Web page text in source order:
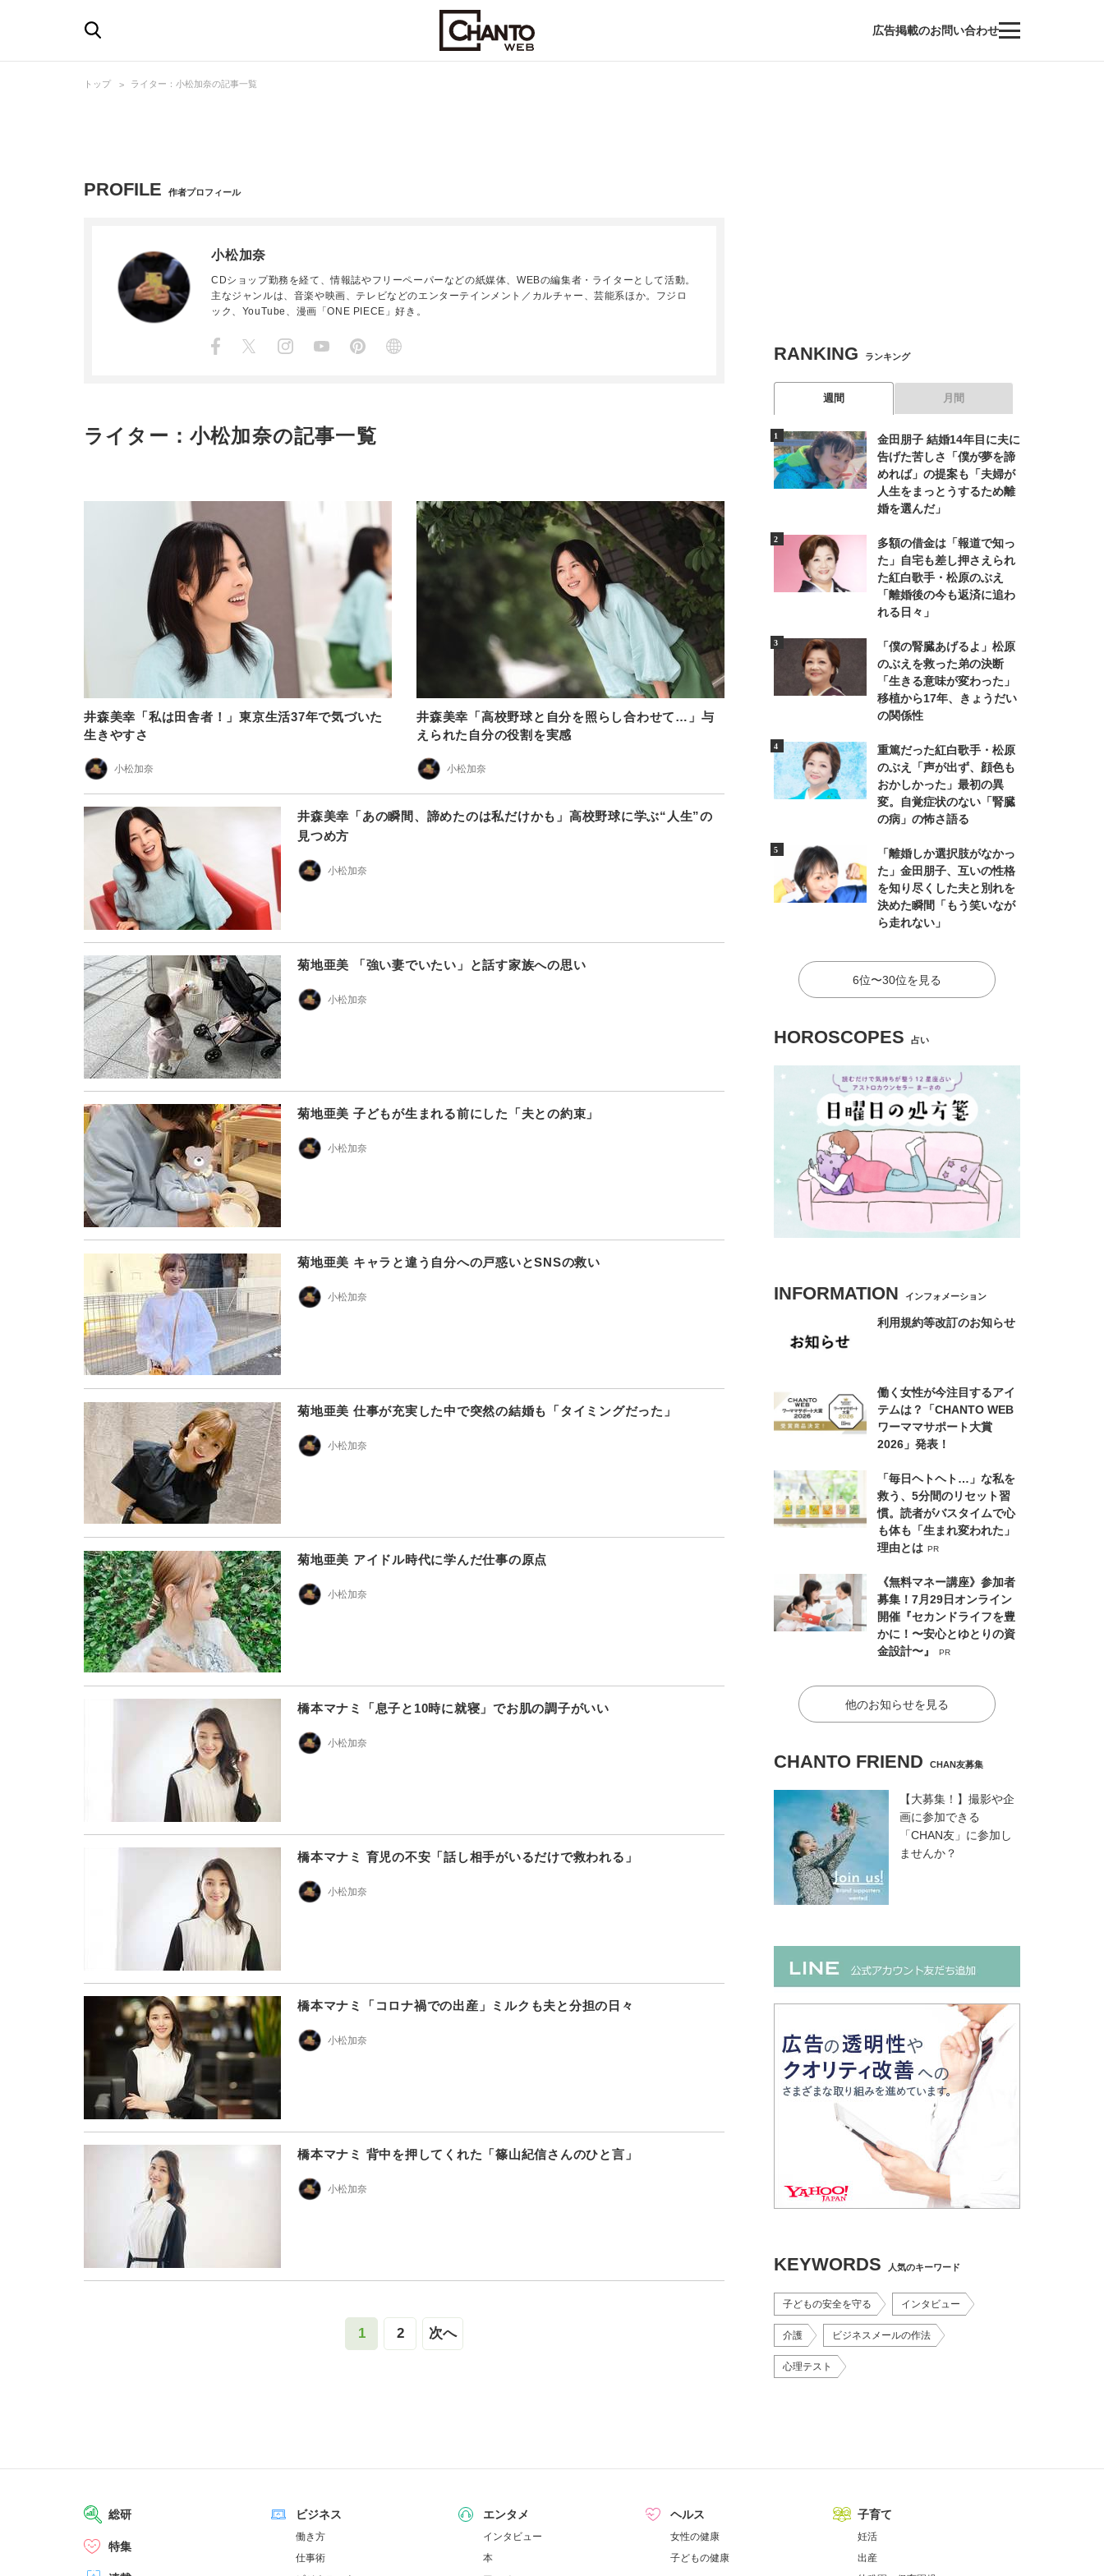
広告掲載のお問い合わせ
トップ ライター：小松加奈の記事一覧
PROFILE 作者プロフィール
小松加奈
CDショップ勤務を経て、情報誌やフリーペーパーなどの紙媒体、WEBの編集者・ライターとして活動。
主なジャンルは、音楽や映画、テレビなどのエンターテインメント／カルチャー、芸能系ほか。フジロ
ック、YouTube、漫画「ONE PIECE」好き。
ライター：小松加奈の記事一覧
井森美幸「私は田舎者！」東京生活37年で気づいた
生きやすさ
小松加奈
井森美幸「高校野球と自分を照らし合わせて…」与
えられた自分の役割を実感
小松加奈
井森美幸「あの瞬間、諦めたのは私だけかも」高校野球に学ぶ“人生”の
見つめ方
小松加奈
菊地亜美 「強い妻でいたい」と話す家族への思い
小松加奈
菊地亜美 子どもが生まれる前にした「夫との約束」
小松加奈
菊地亜美 キャラと違う自分への戸惑いとSNSの救い
小松加奈
菊地亜美 仕事が充実した中で突然の結婚も「タイミングだった」
小松加奈
菊地亜美 アイドル時代に学んだ仕事の原点
小松加奈
橋本マナミ「息子と10時に就寝」でお肌の調子がいい
小松加奈
橋本マナミ 育児の不安「話し相手がいるだけで救われる」
小松加奈
橋本マナミ「コロナ禍での出産」ミルクも夫と分担の日々
小松加奈
橋本マナミ 背中を押してくれた「篠山紀信さんのひと言」
小松加奈
1 2 次へ
RANKING ランキング
週間 月間
金田朋子 結婚14年目に夫に
告げた苦しさ「僕が夢を諦
めれば」の提案も「夫婦が
人生をまっとうするため離
婚を選んだ」
多額の借金は「報道で知っ
た」自宅も差し押さえられ
た紅白歌手・松原のぶえ
「離婚後の今も返済に追わ
れる日々」
「僕の腎臓あげるよ」松原
のぶえを救った弟の決断
「生きる意味が変わった」
移植から17年、きょうだい
の関係性
重篤だった紅白歌手・松原
のぶえ「声が出ず、顔色も
おかしかった」最初の異
変。自覚症状のない「腎臓
の病」の怖さ語る
「離婚しか選択肢がなかっ
た」金田朋子、互いの性格
を知り尽くした夫と別れを
決めた瞬間「もう笑いなが
ら走れない」
6位〜30位を見る
HOROSCOPES 占い
INFORMATION インフォメーション
利用規約等改訂のお知らせ
働く女性が今注目するアイ
テムは？「CHANTO WEB
ワーママサポート大賞
2026」発表！
「毎日ヘトヘト…」な私を
救う、5分間のリセット習
慣。読者がバスタイムで心
も体も「生まれ変われた」
理由とは PR
《無料マネー講座》参加者
募集！7月29日オンライン
開催『セカンドライフを豊
かに！〜安心とゆとりの資
金設計〜』
PR
他のお知らせを見る
CHANTO FRIEND CHAN友募集
【大募集！】撮影や企
画に参加できる
「CHAN友」に参加し
ませんか？
KEYWORDS 人気のキーワード
子どもの安全を守る インタビュー
介護 ビジネスメールの作法
心理テスト
総研
特集
ビジネス
働き方
仕事術
エンタメ
インタビュー
本
ヘルス
女性の健康
子どもの健康
子育て
妊活
出産